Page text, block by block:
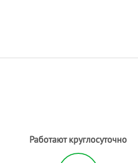
Работают круглосуточно